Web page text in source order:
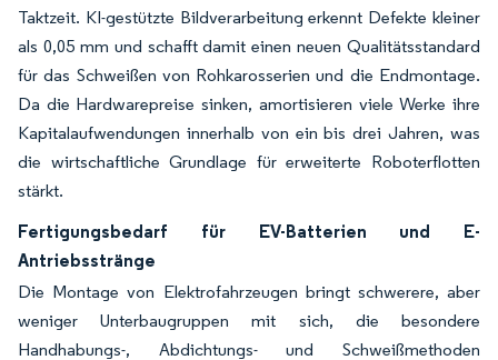
Taktzeit. KI-gestützte Bildverarbeitung erkennt Defekte kleiner
als 0,05 mm und schafft damit einen neuen Qualitätsstandard
für das Schweißen von Rohkarosserien und die Endmontage.
Da die Hardwarepreise sinken, amortisieren viele Werke ihre
Kapitalaufwendungen innerhalb von ein bis drei Jahren, was
die wirtschaftliche Grundlage für erweiterte Roboterflotten
stärkt.
Fertigungsbedarf für EV-Batterien und E-
Antriebsstränge
Die Montage von Elektrofahrzeugen bringt schwerere, aber
weniger Unterbaugruppen mit sich, die besondere
Handhabungs-, Abdichtungs- und Schweißmethoden